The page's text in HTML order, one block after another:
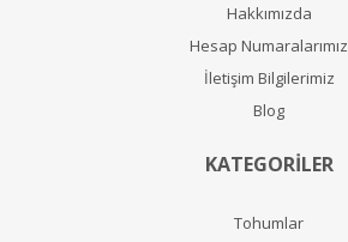
Hakkımızda
Hesap Numaralarımız
İletişim Bilgilerimiz
Blog
KATEGORİLER
Tohumlar